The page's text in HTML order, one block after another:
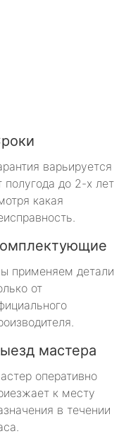
варьируется
полугода до 2-х лет
какая
применяем детали
от
мастера
оперативно
к месту
в течении